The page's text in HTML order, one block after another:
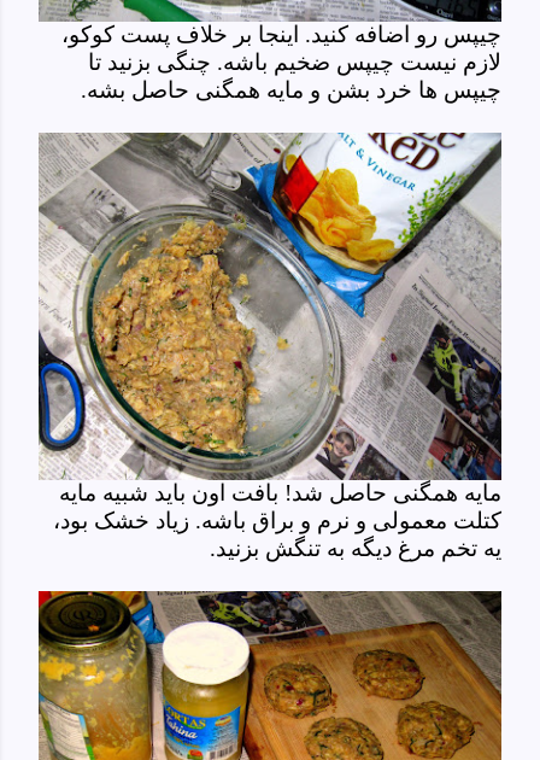
چیپس رو اضافه کنید. اینجا بر خلاف پست کوکو،
لازم نیست چیپس ضخیم باشه. چنگی بزنید تا
چیپس ها خرد بشن و مایه همگنی حاصل بشه.
مایه همگنی حاصل شد! بافت اون باید شبیه مایه
کتلت معمولی و نرم و براق باشه. زیاد خشک بود،
یه تخم مرغ دیگه به تنگش بزنید.